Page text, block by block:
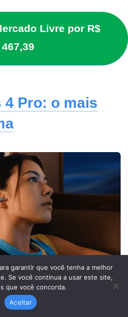
Livre por R$
467,39
4 Pro: o mais
para isolar barulho.
subestimados, mas o
garantir que você tenha a melhor
Se você continua a usar este site,
que você concorda.
Aceitar